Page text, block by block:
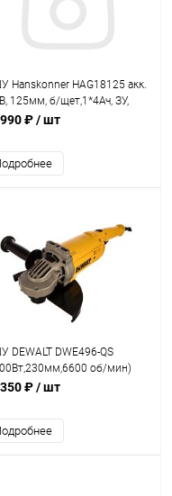
Hanskonner HAG18125 акк.
125мм, б/щет,1*4Ач, ЗУ,
₽/ шт
DEWALT DWE496-QS
об/мин)
₽/ шт